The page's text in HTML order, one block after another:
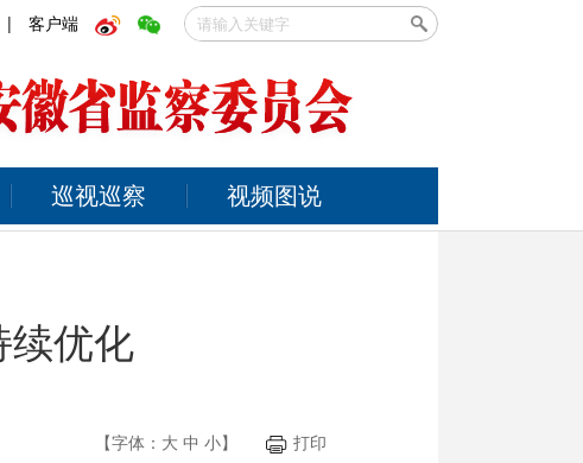
| 客户端
巡视巡察 视频图说
续优化
【字体： 大 中 小】 打印